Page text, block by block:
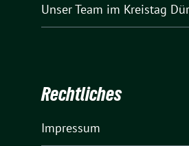
Unser Team im Kreistag
Rechtliches
Impressum